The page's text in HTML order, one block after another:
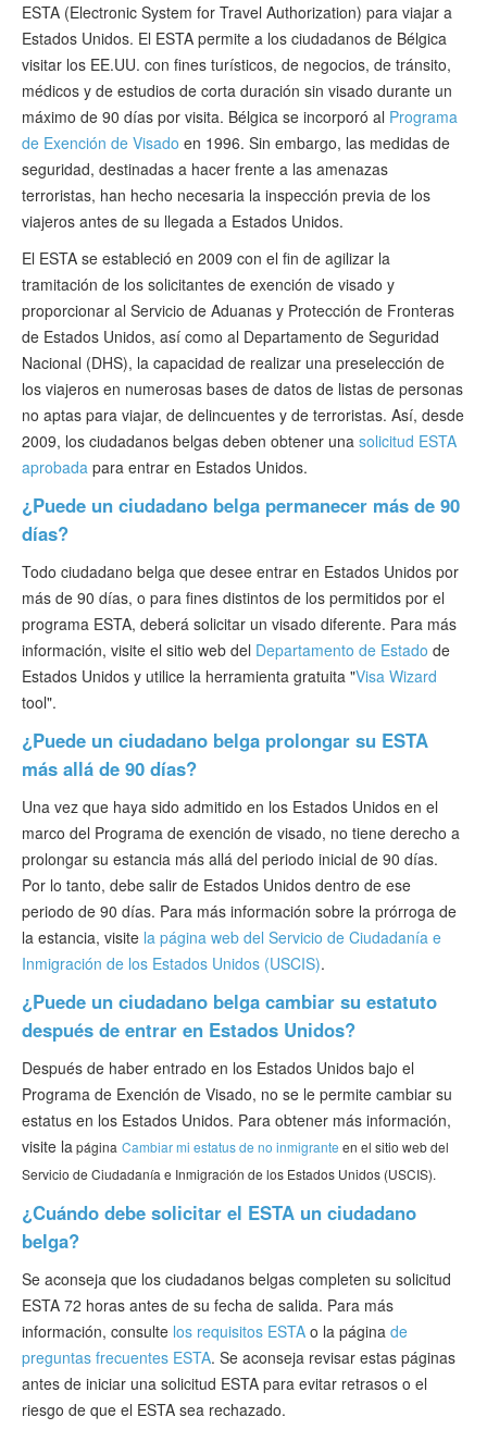
ESTA (Electronic System for Travel Authorization) para viajar a
Estados Unidos. El ESTA permite a los ciudadanos de Bélgica
visitar los EE.UU. con fines turísticos, de negocios, de tránsito,
médicos y de estudios de corta duración sin visado durante un
máximo de 90 días por visita. Bélgica se incorporó al Programa
de Exención de Visado en 1996. Sin embargo, las medidas de
seguridad, destinadas a hacer frente a las amenazas
terroristas, han hecho necesaria la inspección previa de los
viajeros antes de su llegada a Estados Unidos.
El ESTA se estableció en 2009 con el fin de agilizar la
tramitación de los solicitantes de exención de visado y
proporcionar al Servicio de Aduanas y Protección de Fronteras
de Estados Unidos, así como al Departamento de Seguridad
Nacional (DHS), la capacidad de realizar una preselección de
los viajeros en numerosas bases de datos de listas de personas
no aptas para viajar, de delincuentes y de terroristas. Así, desde
2009, los ciudadanos belgas deben obtener una solicitud ESTA
aprobada para entrar en Estados Unidos.
¿Puede un ciudadano belga permanecer más de 90
días?
Todo ciudadano belga que desee entrar en Estados Unidos por
más de 90 días, o para fines distintos de los permitidos por el
programa ESTA, deberá solicitar un visado diferente. Para más
información, visite el sitio web del Departamento de Estado de
Estados Unidos y utilice la herramienta gratuita "Visa Wizard
tool".
¿Puede un ciudadano belga prolongar su ESTA
más allá de 90 días?
Una vez que haya sido admitido en los Estados Unidos en el
marco del Programa de exención de visado, no tiene derecho a
prolongar su estancia más allá del periodo inicial de 90 días.
Por lo tanto, debe salir de Estados Unidos dentro de ese
periodo de 90 días. Para más información sobre la prórroga de
la estancia, visite la página web del Servicio de Ciudadanía e
Inmigración de los Estados Unidos (USCIS).
¿Puede un ciudadano belga cambiar su estatuto
después de entrar en Estados Unidos?
Después de haber entrado en los Estados Unidos bajo el
Programa de Exención de Visado, no se le permite cambiar su
estatus en los Estados Unidos. Para obtener más información,
visite lapágina Cambiar mi estatus de no inmigrante en el sitio web del
Servicio de Ciudadanía e Inmigración de los Estados Unidos (USCIS).
¿Cuándo debe solicitar el ESTA un ciudadano
belga?
Se aconseja que los ciudadanos belgas completen su solicitud
ESTA 72 horas antes de su fecha de salida. Para más
información, consulte los requisitos ESTA o la página de
preguntas frecuentes ESTA. Se aconseja revisar estas páginas
antes de iniciar una solicitud ESTA para evitar retrasos o el
riesgo de que el ESTA sea rechazado.